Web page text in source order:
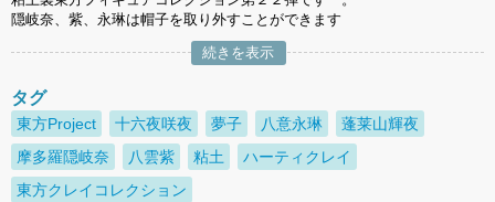
隠岐奈、紫、永琳は帽子を取り外すことができます
続きを表示
タグ
東方Project 十六夜咲夜 夢子 八意永琳
蓬莱山輝夜
摩多羅隠岐奈
八雲紫 粘土
ハーティクレイ
東方クレイコレクション